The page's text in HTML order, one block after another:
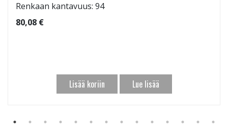
Renkaan kantavuus: 94
80,08 €
Lisää koriin Lue lisää